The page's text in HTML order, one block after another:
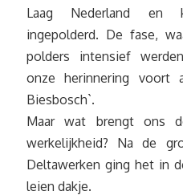
Laag Nederland en
ingepolderd. De fase,
polders intensief
onze herinnering voort
Biesbosch`.
Maar wat brengt ons
werkelijkheid? Na de
Deltawerken ging het in
leien dakje.